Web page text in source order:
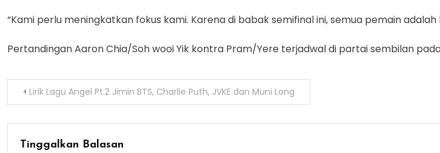
“Kami perlu meningkatkan fokus kami. Karena di babak semifinal ini, semua pemain
Pertandingan Aaron Chia/Soh wooi Yik kontra Pram/Yere terjadwal di partai sembilan
Navigasi
Lirik Lagu Angel Pt.2 Jimin BTS, Charlie Puth, JVKE dan Muni Long
Tinggalkan Balasan